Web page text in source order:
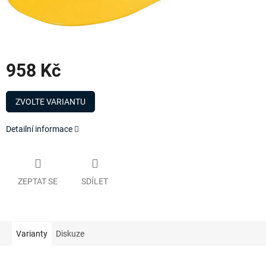
958 Kč
Měrná
cena:
ZVOLTE VARIANTU
Detailní informace
ZEPTAT SE SDÍLET
Varianty Diskuze